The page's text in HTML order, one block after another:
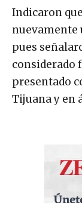
Indicaron
nuevamente
pues
considerado
presentado
Tijuana y en